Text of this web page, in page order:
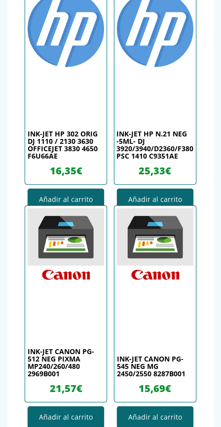
INK-JET HP 302 ORIG
DJ 1110 / 2130 3630
OFFICEJET 3830 4650
F6U66AE
16,35€
Añadir al carrito
INK-JET HP N.21 NEG
-5ML- DJ
3920/3940/D2360/F380
PSC 1410 C9351AE
25,33€
Añadir al carrito
INK-JET CANON PG-
512 NEG PIXMA
MP240/260/480
2969B001
21,57€
Añadir al carrito
INK-JET CANON PG-
545 NEG MG
2450/2550 8287B001
15,69€
Añadir al carrito